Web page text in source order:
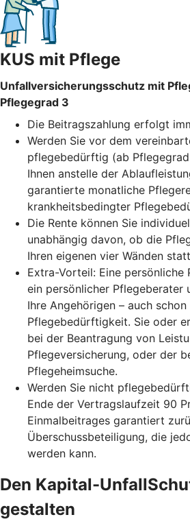
KUS mit Pflege
Unfallversicherungsschutz mit
Pflegegrad 3
Die Beitragszahlung erfolgt
Werden Sie vor dem
pflegebedürftig (ab
Ihnen anstelle der
garantierte monatliche
krankheitsbedingter
Die Rente können Sie
unabhängig davon, ob die
Ihren eigenen vier Wänden
Extra-Vorteil: Eine persönliche
ein persönlicher Pflegeberater
Ihre Angehörigen – auch
Pflegebedürftigkeit. Sie oder
bei der Beantragung von
Pflegeversicherung, oder der
Pflegeheimsuche.
Werden Sie nicht
Ende der Vertragslaufzeit 90
Einmalbeitrages garantiert
Überschussbeteiligung, die
werden kann.
Den Kapital-
gestalten